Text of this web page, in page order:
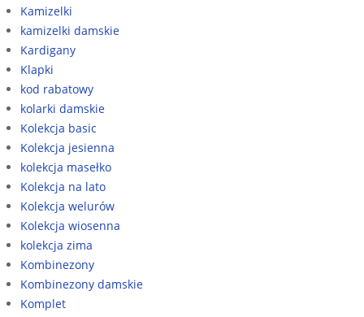
Kamizelki
kamizelki damskie
Kardigany
Klapki
kod rabatowy
kolarki damskie
Kolekcja basic
Kolekcja jesienna
kolekcja masełko
Kolekcja na lato
Kolekcja welurów
Kolekcja wiosenna
kolekcja zima
Kombinezony
Kombinezony damskie
Komplet